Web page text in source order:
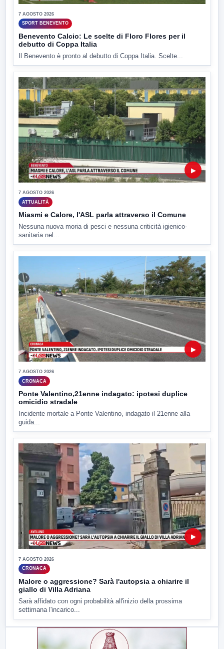
7 AGOSTO 2026
SPORT BENEVENTO
Benevento Calcio: Le scelte di Floro Flores per il
debutto di Coppa Italia
Il Benevento è pronto al debutto di Coppa Italia. Scelte...
▶
7 AGOSTO 2026
ATTUALITÀ
Miasmi e Calore, l'ASL parla attraverso il Comune
Nessuna nuova moria di pesci e nessuna criticità igienico-
sanitaria nel...
▶
7 AGOSTO 2026
CRONACA
Ponte Valentino,21enne indagato: ipotesi duplice
omicidio stradale
Incidente mortale a Ponte Valentino, indagato il 21enne alla
guida...
▶
7 AGOSTO 2026
CRONACA
Malore o aggressione? Sarà l'autopsia a chiarire il
giallo di Villa Adriana
Sarà affidato con ogni probabilità all'inizio della prossima
settimana l'incarico...